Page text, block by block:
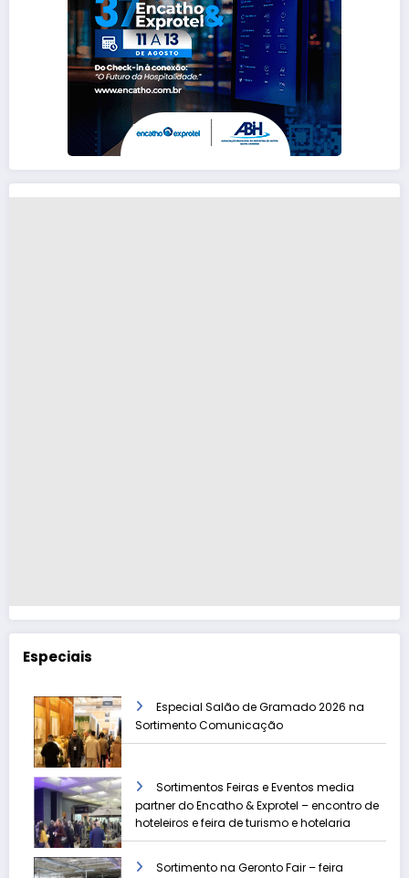
Especiais
Especial Salão de Gramado 2026 na
Sortimento Comunicação
Sortimentos Feiras e Eventos media
partner do Encatho & Exprotel – encontro de
hoteleiros e feira de turismo e hotelaria
Sortimento na Geronto Fair – feira